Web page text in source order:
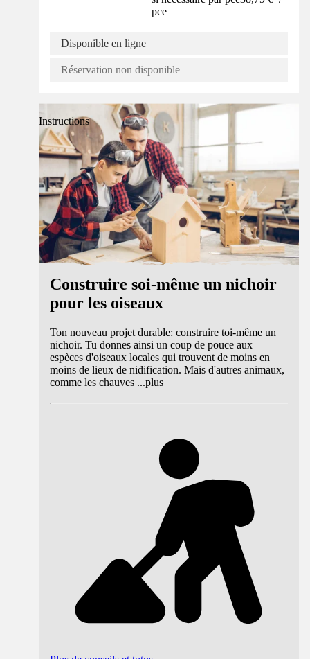
pce
Disponible en ligne
Réservation non disponible
Instructions
Construire soi-même un nichoir
pour les oiseaux
Ton nouveau projet durable: construire toi-même un
nichoir. Tu donnes ainsi un coup de pouce aux
espèces d'oiseaux locales qui trouvent de moins en
moins de lieux de nidification. Mais d'autres animaux,
comme les chauves ...plus